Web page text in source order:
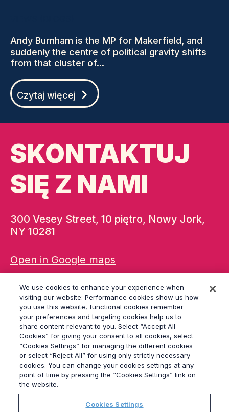
Andy Burnham is the MP for Makerfield, and
suddenly the centre of political gravity shifts
from that cluster of...
Czytaj więcej
SKONTAKTUJ
SIĘ Z NAMI
300 Vesey Street, 10 piętro, Nowy Jork,
NY 10281
Open in Google maps
newyork@grayling.com
© 2026Grayling
Regulamin
Polityka Prywatności
Sygnalista
Modern Slavery Act
We use cookies to enhance your experience when
visiting our website: Performance cookies show us how
you use this website, functional cookies remember
your preferences and targeting cookies help us to
share content relevant to you. Select “Accept All
Cookies” for giving your consent to all cookies, select
“Cookies Settings” for managing the different cookies
or select “Reject All” for using only strictly necessary
cookies. You can change your cookies settings at any
point of time by pressing the “Cookies Settings” link on
the website.
Cookies Settings